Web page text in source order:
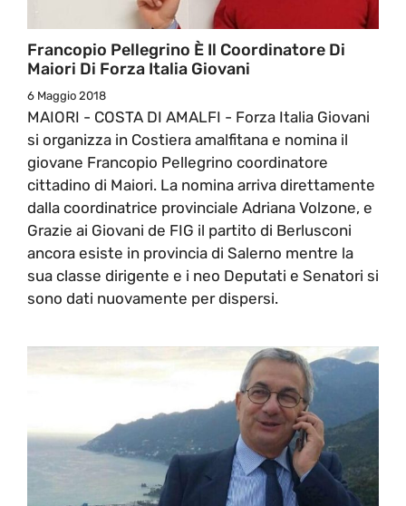
Francopio Pellegrino È Il Coordinatore Di
Maiori Di Forza Italia Giovani
6 Maggio 2018
MAIORI - COSTA DI AMALFI - Forza Italia Giovani
si organizza in Costiera amalfitana e nomina il
giovane Francopio Pellegrino coordinatore
cittadino di Maiori. La nomina arriva direttamente
dalla coordinatrice provinciale Adriana Volzone, e
Grazie ai Giovani de FIG il partito di Berlusconi
ancora esiste in provincia di Salerno mentre la
sua classe dirigente e i neo Deputati e Senatori si
sono dati nuovamente per dispersi.